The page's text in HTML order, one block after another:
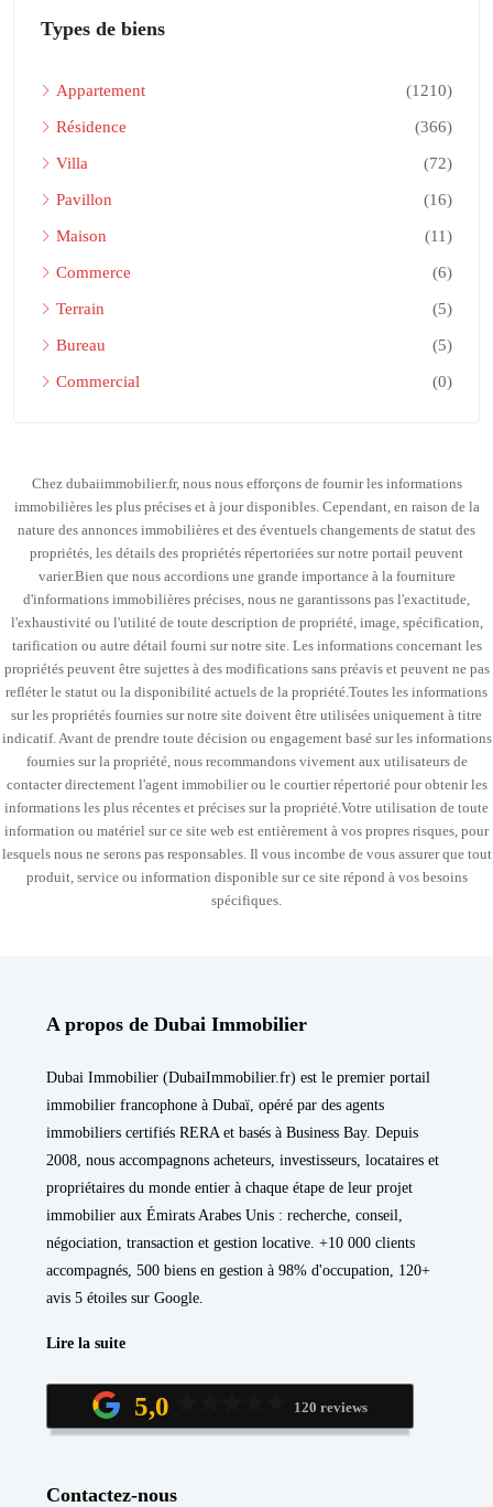
Types de biens
Appartement (1210)
Résidence (366)
Villa (72)
Pavillon (16)
Maison (11)
Commerce (6)
Terrain (5)
Bureau (5)
Commercial (0)
Chez dubaiimmobilier.fr, nous nous efforçons de fournir les informations
immobilières les plus précises et à jour disponibles. Cependant, en raison de la
nature des annonces immobilières et des éventuels changements de statut des
propriétés, les détails des propriétés répertoriées sur notre portail peuvent
varier.Bien que nous accordions une grande importance à la fourniture
d'informations immobilières précises, nous ne garantissons pas l'exactitude,
l'exhaustivité ou l'utilité de toute description de propriété, image, spécification,
tarification ou autre détail fourni sur notre site. Les informations concernant les
propriétés peuvent être sujettes à des modifications sans préavis et peuvent ne pas
refléter le statut ou la disponibilité actuels de la propriété.Toutes les informations
sur les propriétés fournies sur notre site doivent être utilisées uniquement à titre
indicatif. Avant de prendre toute décision ou engagement basé sur les informations
fournies sur la propriété, nous recommandons vivement aux utilisateurs de
contacter directement l'agent immobilier ou le courtier répertorié pour obtenir les
informations les plus récentes et précises sur la propriété.Votre utilisation de toute
information ou matériel sur ce site web est entièrement à vos propres risques, pour
lesquels nous ne serons pas responsables. Il vous incombe de vous assurer que tout
produit, service ou information disponible sur ce site répond à vos besoins
spécifiques.
A propos de Dubai Immobilier
Dubai Immobilier (DubaiImmobilier.fr) est le premier portail
immobilier francophone à Dubaï, opéré par des agents
immobiliers certifiés RERA et basés à Business Bay. Depuis
2008, nous accompagnons acheteurs, investisseurs, locataires et
propriétaires du monde entier à chaque étape de leur projet
immobilier aux Émirats Arabes Unis : recherche, conseil,
négociation, transaction et gestion locative. +10 000 clients
accompagnés, 500 biens en gestion à 98% d'occupation, 120+
avis 5 étoiles sur Google.
Lire la suite
5,0 120 reviews
Contactez-nous